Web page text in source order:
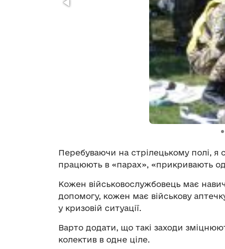
Перебуваючи на стрілецькому полі, я
працюють в «парах», «прикривають
Кожен військовослужбовець має
допомогу, кожен має військову
у кризовій ситуації.
Варто додати, що такі заходи
колектив в одне ціле.